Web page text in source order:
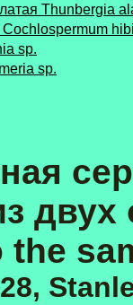
Thunbergia
sp.
sp.
the